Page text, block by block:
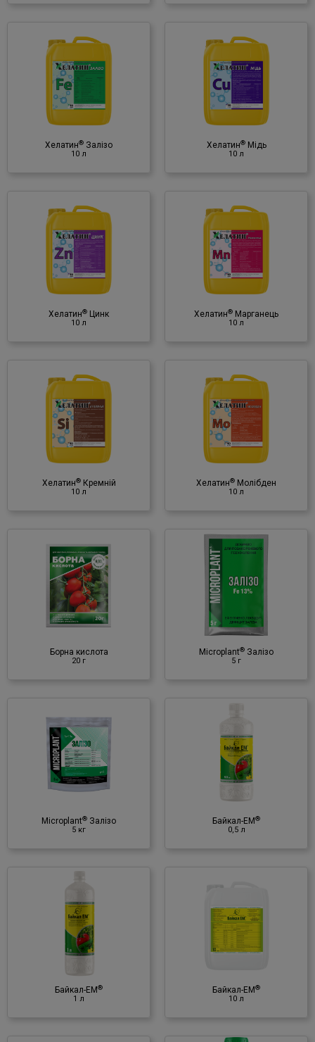
Хелатин® Залізо
10 л
Хелатин®Мідь
10 л
Мідь
10 л
Мінеральне добриво
♦ мідь (Cu)
Хелатин® Цинк
10 л
Хелатин® Марганець
10 л
Хелатин Марганець
10 л
Мінеральне добриво
♦ марганець (Mn)
Хелатин®Кремній
10 л
Хелатин® Молібден
10 л
Хелатин Молібден
10 л
Мінеральне добриво
♦ молібден (Mo)
Борна кислота
20 г
Microplant® Залізо
5 г
Microplant®Залізо
5 г
Мінеральне добриво
Microplant® Залізо
5 кг
Байкал-ЕМ ®
0,5 л
Байкал-ЕМ
0,5 л
Мікробіологічний препарат
Байкал-ЕМ ®
1 л
Байкал-ЕМ ®
10 л
Байкал-ЕМ
10 л
Мікробіологічний препарат